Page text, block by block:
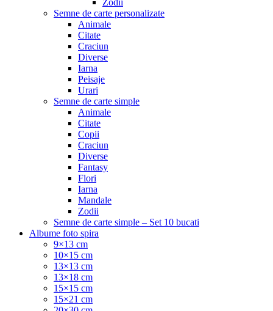
Zodii
Semne de carte personalizate
Animale
Citate
Craciun
Diverse
Iarna
Peisaje
Urari
Semne de carte simple
Animale
Citate
Copii
Craciun
Diverse
Fantasy
Flori
Iarna
Mandale
Zodii
Semne de carte simple – Set 10 bucati
Albume foto spira
9×13 cm
10×15 cm
13×13 cm
13×18 cm
15×15 cm
15×21 cm